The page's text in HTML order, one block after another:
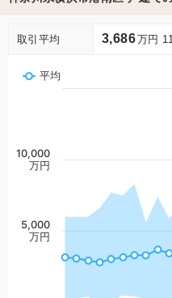
取引平均 3,686万円
平均
5,000
万円
10,000
万円